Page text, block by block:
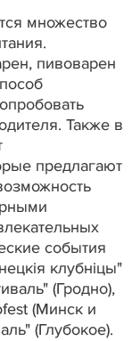
множество
пивоварен
Также в
предлагают
события
клубніцы"
(Гродно),
(Минск и
(Глубокое).